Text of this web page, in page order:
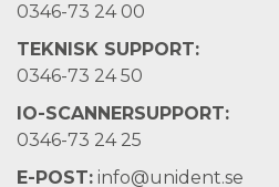
0346-73 24 00
TEKNISK SUPPORT:
0346-73 24 50
IO-SCANNERSUPPORT:
0346-73 24 25
E-POST: info@unident.se